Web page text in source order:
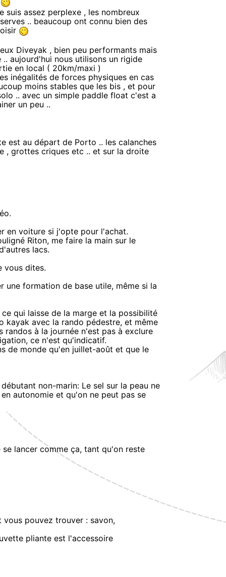
suis assez perplexe , les nombreux
.. beaucoup ont connu bien des
Diveyak , bien peu performants mais
aujourd'hui nous utilisons un rigide
en local ( 20km/maxi )
inégalités de forces physiques en cas
moins stables que les bis , et pour
.. avec un simple paddle float c'est a
un peu ..
est au départ de Porto .. les calanches
, grottes criques etc .. et sur la droite
en voiture si j'opte pour l'achat.
Riton, me faire la main sur le
lacs.
vous dites.
une formation de base utile, même si la
qui laisse de la marge et la possibilité
kayak avec la rando pédestre, et même
randos à la journée n'est pas à exclure
ce n'est qu'indicatif.
de monde qu'en juillet-août et que le
non-marin: Le sel sur la peau ne
autonomie et qu'on ne peut pas se
lancer comme ça, tant qu'on reste
vous pouvez trouver : savon,
pliante est l'accessoire